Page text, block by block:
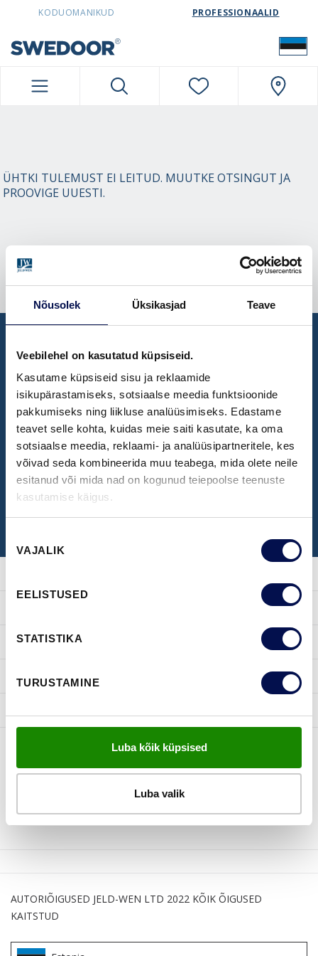
Nõusolek Üksikasjad Teave
Veebilehel on kasutatud küpsiseid.
Kasutame küpsiseid sisu ja reklaamide
isikupärastamiseks, sotsiaalse meedia funktsioonide
pakkumiseks ning liikluse analüüsimiseks. Edastame
teavet selle kohta, kuidas meie saiti kasutate, ka oma
sotsiaalse meedia, reklaami- ja analüüsipartneritele, kes
võivad seda kombineerida muu teabega, mida olete neile
esitanud või mida nad on kogunud teiepoolse teenuste
kasutamise käigus.
valik
VAJALIK
EELISTUSED
STATISTIKA
TURUSTAMINE
Luba kõik küpsised
Luba valik
SWEDOORESTONIA NAVIGATION
KODUOMANIKUD PROFESSIONAALID
ÜHTKI TULEMUST EI LEITUD. MUUTKE OTSINGUT JA
PROOVIGE UUESTI.
INSPIRATSIOON
KASULIKKU
JÄLGI MEID
NÄIDISTESAAL
Broneeri aeg Swedoori näidistesaali
külastamiseks
BRONEERI KÜLASTUS
AUTORIÕIGUSED JELD-WEN LTD 2022 KÕIK ÕIGUSED
KAITSTUD